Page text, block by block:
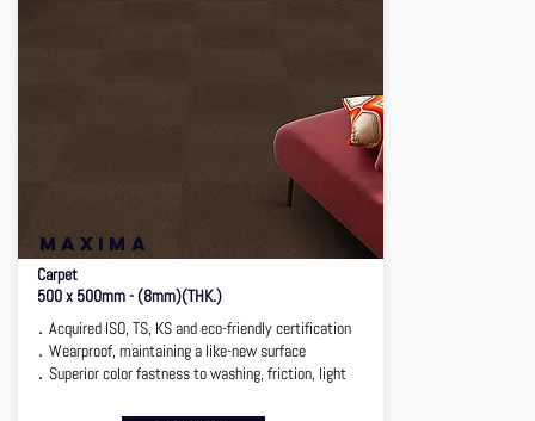
MAXIMA
Carpet
500 x 500mm - (8mm)(THK.)
．Acquired ISO, TS, KS and eco-friendly certification
．Wearproof, maintaining a like-new surface
．Superior color fastness to washing, friction, light